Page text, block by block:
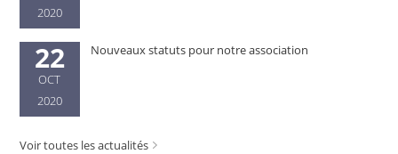
2020
22
OCT
2020
Nouveaux statuts pour notre association
Voir toutes les actualités